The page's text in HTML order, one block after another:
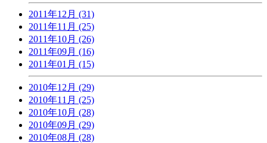
2011年12月 (31)
2011年11月 (25)
2011年10月 (26)
2011年09月 (16)
2011年01月 (15)
2010年12月 (29)
2010年11月 (25)
2010年10月 (28)
2010年09月 (29)
2010年08月 (28)